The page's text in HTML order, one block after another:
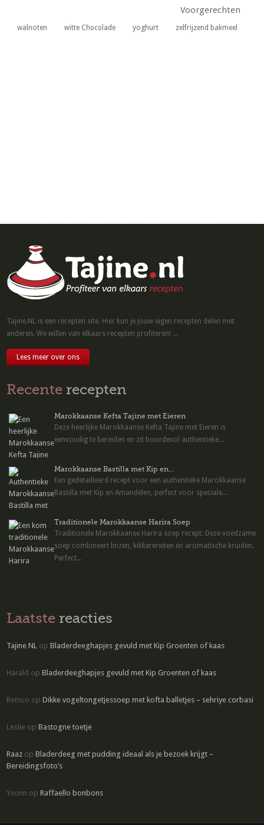
Voorgerechten
walnoten witte Chocolade yoghurt zelfrijzend bakmeel
Tajine.NL is een recepten site. Hier kun je jouw eigen recepten delen met
anderen. We willen van elkaars recepten profiteren! ...
Lees meer over ons
Recente recepten
Marokkaanse Kefta Tajine met Eieren
Deze heerlijke Marokkaanse Kefta Tajine met Eieren is
eenvoudig te bereiden en zit boordevol authentieke...
Marokkaanse Bastilla met Kip en...
Een gedetailleerd recept voor een authentieke Marokkaanse
Bastilla met Kip en Amandelen, perfect voor speciale...
Traditionele Marokkaanse Harira Soep
Traditionele Marokkaanse Harira soep recept. Deze voedzame
soep combineert linzen, kikkererwten en aromatische kruiden.
Perfect...
Laatste reacties
Tajine NL opBladerdeeghapjes gevuld met Kip Groenten of kaas
Harald opBladerdeeghapjes gevuld met Kip Groenten of kaas
Remco opDikke vogeltongetjessoep met kofta balletjes – sehriye corbasi
Leslie opBastogne toetje
Raaz opBladerdeeg met pudding ideaal als je bezoek krijgt –
Bereidingsfoto’s
Yvonn opRaffaello bonbons